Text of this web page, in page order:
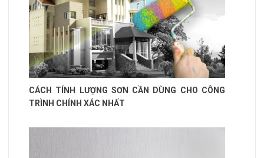
CÁCH TÍNH LƯỢNG SƠN CẦN DÙNG CHO CÔNG
TRÌNH CHÍNH XÁC NHẤT